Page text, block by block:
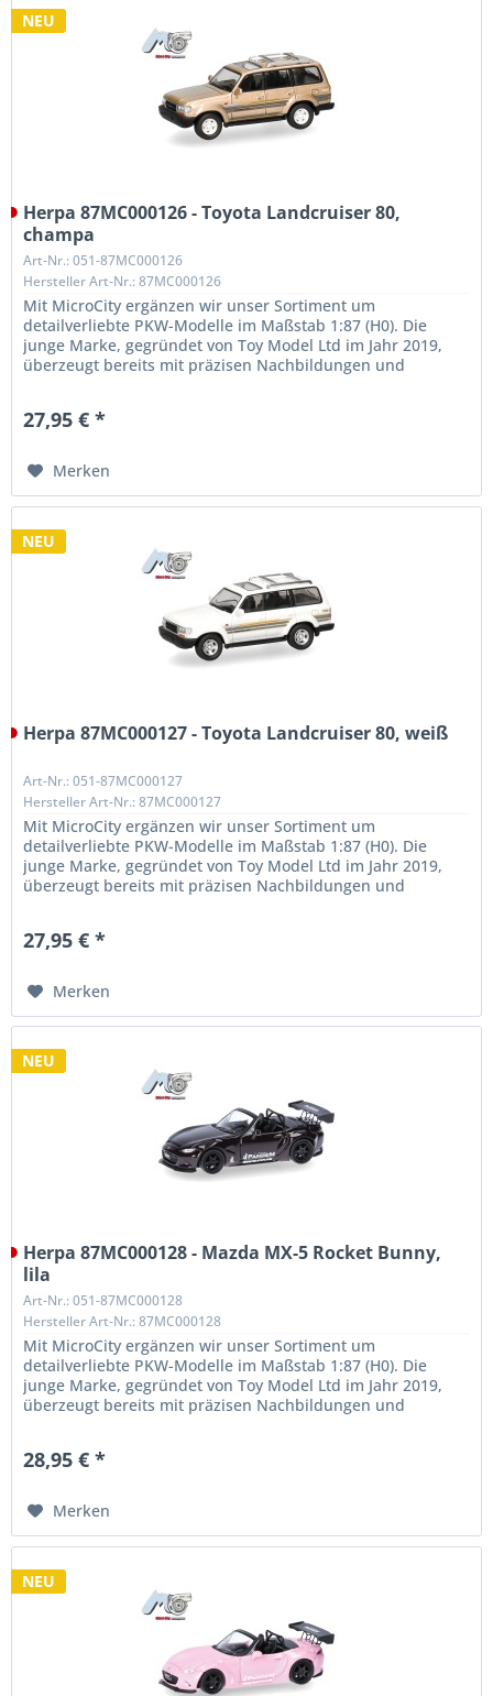
NEU
Herpa 87MC000126 - Toyota Landcruiser 80,
champa
Art-Nr.: 051-87MC000126
Hersteller Art-Nr.: 87MC000126
Mit MicroCity ergänzen wir unser Sortiment um
detailverliebte PKW-Modelle im Maßstab 1:87 (H0). Die
junge Marke, gegründet von Toy Model Ltd im Jahr 2019,
überzeugt bereits mit präzisen Nachbildungen und
27,95 € *
Merken
NEU
Herpa 87MC000127 - Toyota Landcruiser 80, weiß
Art-Nr.: 051-87MC000127
Hersteller Art-Nr.: 87MC000127
Mit MicroCity ergänzen wir unser Sortiment um
detailverliebte PKW-Modelle im Maßstab 1:87 (H0). Die
junge Marke, gegründet von Toy Model Ltd im Jahr 2019,
überzeugt bereits mit präzisen Nachbildungen und
27,95 € *
Merken
NEU
Herpa 87MC000128 - Mazda MX-5 Rocket Bunny,
lila
Art-Nr.: 051-87MC000128
Hersteller Art-Nr.: 87MC000128
Mit MicroCity ergänzen wir unser Sortiment um
detailverliebte PKW-Modelle im Maßstab 1:87 (H0). Die
junge Marke, gegründet von Toy Model Ltd im Jahr 2019,
überzeugt bereits mit präzisen Nachbildungen und
28,95 € *
Merken
NEU